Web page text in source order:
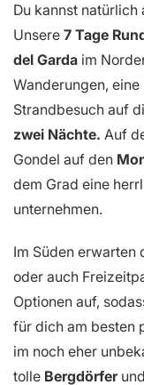
Du kannst
Unsere 7 Tage
del Garda im
Wanderungen,
Strandbesuch auf
zwei Nächte. Auf
Gondel auf den
dem Grad eine
unternehmen.
Im Süden erwarten
oder auch
Optionen auf,
für dich am besten
im noch eher
tolle Bergdörfer